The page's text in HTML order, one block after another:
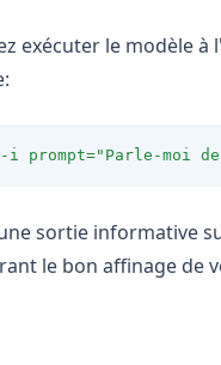
exécuter le modèle à
-i prompt="Parle-moi
sortie informative
le bon affinage de